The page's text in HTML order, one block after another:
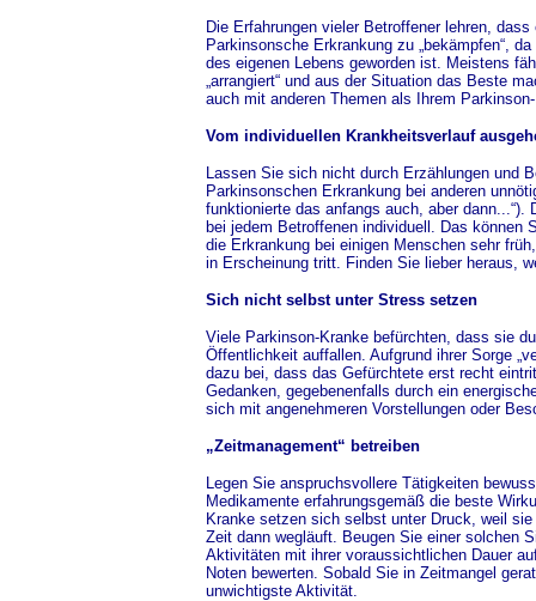
Die Erfahrungen vieler Betroffener lehren,
Parkinsonsche Erkrankung zu „bekämpfen“,
des eigenen Lebens geworden ist. Meistens
„arrangiert“ und aus der Situation das Beste
auch mit anderen Themen als Ihrem
Vom individuellen Krankheitsverlauf
Lassen Sie sich nicht durch Erzählungen und
Parkinsonschen Erkrankung bei anderen
funktionierte das anfangs auch, aber
bei jedem Betroffenen individuell. Das können
die Erkrankung bei einigen Menschen sehr
in Erscheinung tritt. Finden Sie lieber heraus,
Sich nicht selbst unter Stress setzen
Viele Parkinson-Kranke befürchten, dass sie
Öffentlichkeit auffallen. Aufgrund ihrer Sorge
dazu bei, dass das Gefürchtete erst recht
Gedanken, gegebenenfalls durch ein
sich mit angenehmeren Vorstellungen oder
„Zeitmanagement“ betreiben
Legen Sie anspruchsvollere Tätigkeiten
Medikamente erfahrungsgemäß die beste
Kranke setzen sich selbst unter Druck, weil
Zeit dann wegläuft. Beugen Sie einer solchen
Aktivitäten mit ihrer voraussichtlichen Dauer
Noten bewerten. Sobald Sie in Zeitmangel
unwichtigste Aktivität.